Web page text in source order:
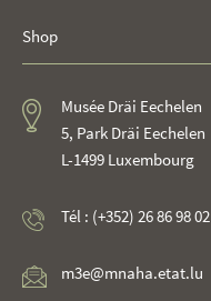
Shop
Musée Dräi Eechelen
5, Park Dräi Eechelen
L-1499 Luxembourg
Tél : (+352) 26 86 98 02
m3e@mnaha.etat.lu